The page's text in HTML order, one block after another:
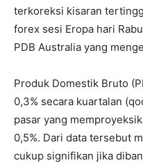
terkoreksi kisaran
forex sesi Eropa hari
PDB Australia yang
Produk Domestik Bruto
0,3% secara kuartalan
pasar yang
0,5%. Dari data tersebut
cukup signifikan jika